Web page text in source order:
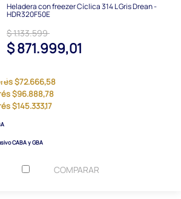
Heladera con freezer Cíclica 314 L Gris Drean -
HDR320F50E
$ 1.133.599
$ 871.999,01
$72.666,58
$96.888,78
$145.333,17
CABA y GBA
COMPARAR